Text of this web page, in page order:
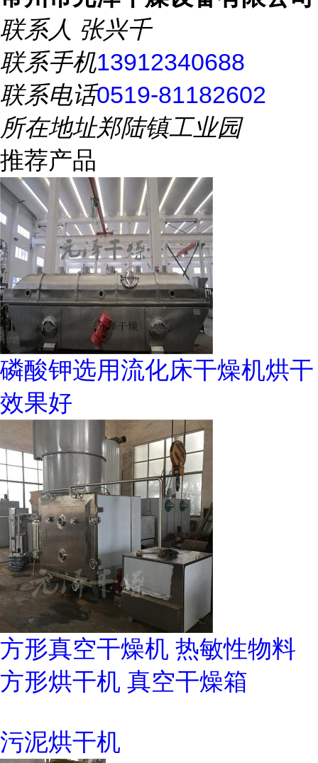
联系人 张兴千
联系手机13912340688
联系电话0519-81182602
所在地址郑陆镇工业园
推荐产品
磷酸钾选用流化床干燥机烘干
效果好
方形真空干燥机 热敏性物料
方形烘干机 真空干燥箱
污泥烘干机